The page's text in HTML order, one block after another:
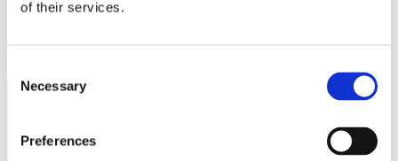
of their services.
Selection
Necessary
Preferences
Näringspolitik